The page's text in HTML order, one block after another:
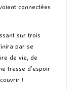
connectées
sur trois
par se
de vie, de
tresse d’espoir
!